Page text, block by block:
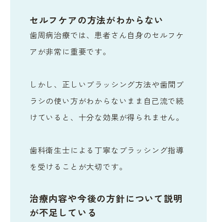
セルフケアの方法がわからない
歯周病治療では、患者さん自身のセルフケ
アが非常に重要です。
しかし、正しいブラッシング方法や歯間ブ
ラシの使い方がわからないまま自己流で続
けていると、十分な効果が得られません。
歯科衛生士による丁寧なブラッシング指導
を受けることが大切です。
治療内容や今後の方針について説明
が不足している